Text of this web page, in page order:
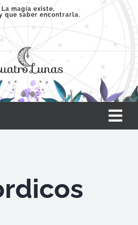
La magia existe,
que saber encontrarla.